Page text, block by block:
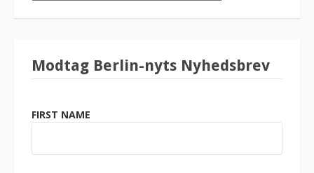
KATEGORI
Modtag Berlin-nyts Nyhedsbrev
FIRST NAME